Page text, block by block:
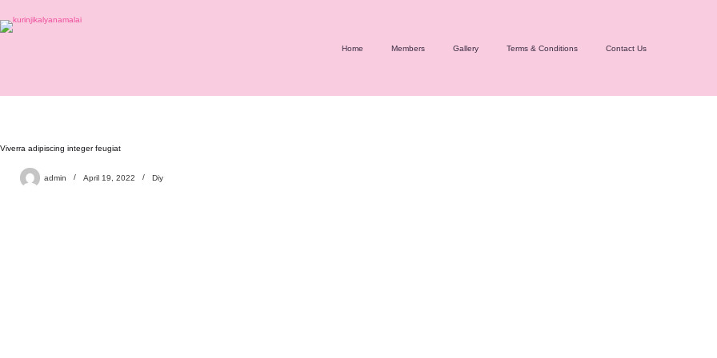
Home Members Gallery Terms & Conditions Contact Us
Viverra adipiscing integer feugiat
admin April 19, 2022 Diy